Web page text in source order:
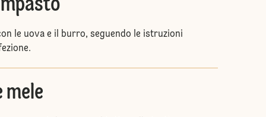
le uova e il burro, seguendo le istruzioni
mele